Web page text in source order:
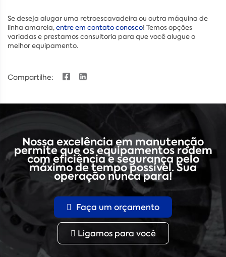
Se deseja alugar uma retroescavadeira ou outra máquina de
linha amarela,entre em contato conosco! Temos opções
variadas e prestamos consultoria para que você alugue o
melhor equipamento.
Compartilhe:
Nossa excelência em manutenção
permite que os equipamentos rodem
com eficiência e segurança pelo
máximo de tempo possível. Sua
operação nunca para!
Faça um orçamento
Ligamos para você